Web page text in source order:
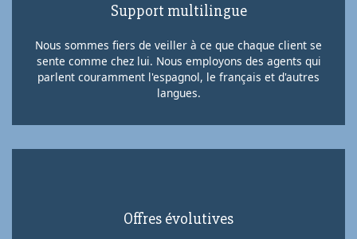
Support multilingue
Nous sommes fiers de veiller à ce que chaque client se
sente comme chez lui. Nous employons des agents qui
parlent couramment l'espagnol, le français et d'autres
langues.
Offres évolutives